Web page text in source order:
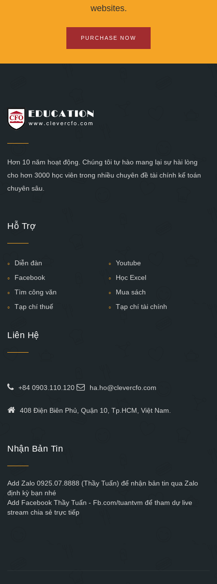
websites.
PURCHASE NOW
Hơn 10 năm hoạt động. Chúng tôi tự hào mang lại sự hài lòng
cho hơn 3000 học viên trong nhiều chuyên đề tài chính kế toán
chuyên sâu.
Hỗ Trợ
Diễn đàn
Youtube
Facebook
Học Excel
Tìm công văn
Mua sách
Tạp chí thuế
Tạp chí tài chính
Liên Hệ
+84 0903.110.120 ha.ho@clevercfo.com
408 Điện Biên Phủ, Quận 10, Tp.HCM, Việt Nam.
Nhận Bản Tin
Add Zalo 0925.07.8888 (Thầy Tuấn) để nhận bản tin qua Zalo
định kỳ bạn nhé
Add Facebook Thầy Tuấn - Fb.com/tuantvm để tham dự live
stream chia sẻ trực tiếp